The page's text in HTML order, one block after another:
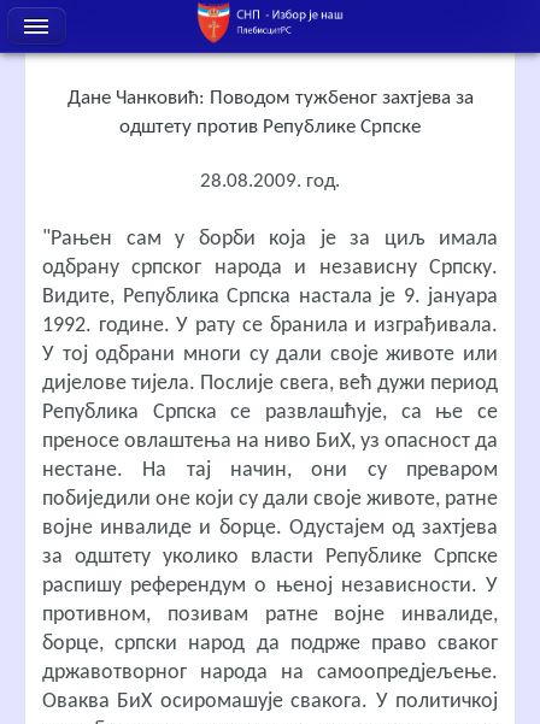
Дане Чанковић: Поводом тужбеног захтјева за
одштету против Републике Српске
28.08.2009. год.
"Рањен сам у борби која је за циљ имала
одбрану српског народа и независну Српску.
Видите, Република Српска настала је 9. јануара
1992. године. У рату се бранила и изграђивала.
У тој одбрани многи су дали своје животе или
дијелове тијела. Послије свега, већ дужи период
Република Српска се развлашћује, са ње се
преносе овлаштења на ниво БиХ, уз опасност да
нестане. На тај начин, они су преваром
побиједили оне који су дали своје животе, ратне
војне инвалиде и борце. Одустајем од захтјева
за одштету уколико власти Републике Српске
распишу референдум о њеној независности. У
противном, позивам ратне војне инвалиде,
борце, српски народ да подрже право сваког
државотворног народа на самоопредјељење.
Оваква БиХ осиромашује свакога. У политичкој